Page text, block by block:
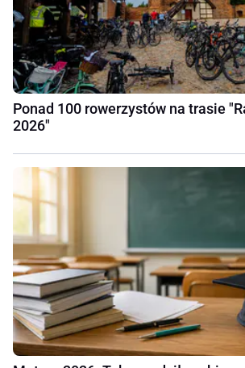
Ponad 100 rowerzystów na trasie
2026"